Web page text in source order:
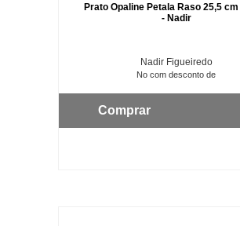
Prato Opaline Petala Raso 25,5 cm
- Nadir
Nadir Figueiredo
No com desconto de
Comprar